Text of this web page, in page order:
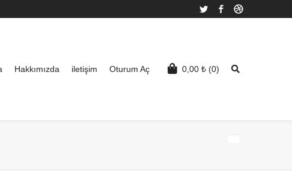
Twitter Facebook
0,00 ₺ (0)
Hakkımızda iletişim Oturum Aç